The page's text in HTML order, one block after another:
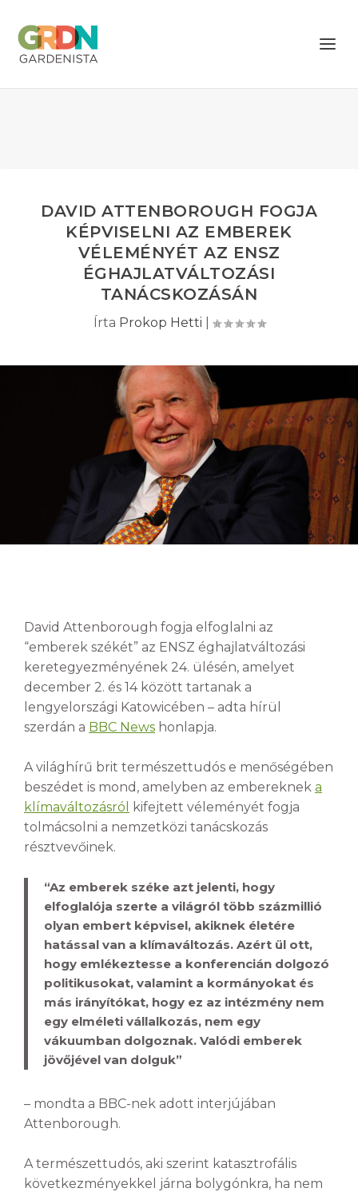
DAVID ATTENBOROUGH FOGJA
KÉPVISELNI AZ EMBEREK
VÉLEMÉNYÉT AZ ENSZ
ÉGHAJLATVÁLTOZÁSI
TANÁCSKOZÁSÁN
Írta Prokop Hetti
David Attenborough fogja elfoglalni az
“emberek székét” az ENSZ éghajlatváltozási
keretegyezményének 24. ülésén, amelyet
december 2. és 14 között tartanak a
lengyelországi Katowicében – adta hírül
szerdán a BBC News honlapja.
A világhírű brit természettudós e menőségében
beszédet is mond, amelyben az embereknek a
klímaváltozásról
kifejtett véleményét fogja
tolmácsolni a nemzetközi tanácskozás
résztvevőinek.
“Az emberek széke azt jelenti, hogy
elfoglalója szerte a világról több százmillió
olyan embert képvisel, akiknek életére
hatással van a klímaváltozás. Azért ül ott,
hogy emlékeztesse a konferencián dolgozó
politikusokat, valamint a kormányokat és
más irányítókat, hogy ez az intézmény nem
egy elméleti vállalkozás, nem egy
vákuumban dolgoznak. Valódi emberek
jövőjével van dolguk”
– mondta a BBC-nek adott interjújában
Attenborough.
A természettudós, aki szerint katasztrofális
következményekkel járna bolygónkra, ha nem